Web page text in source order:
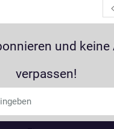
und keine
verpassen!